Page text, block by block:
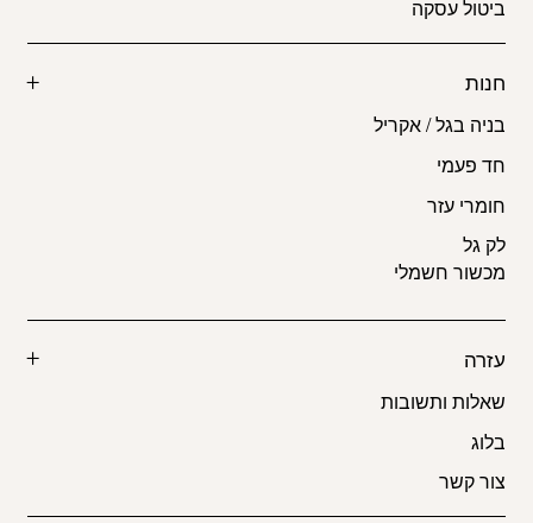
ביטול עסקה
חנות
בניה בגל / אקריל
חד פעמי
חומרי עזר
לק גל
מכשור חשמלי
עזרה
שאלות ותשובות
בלוג
צור קשר